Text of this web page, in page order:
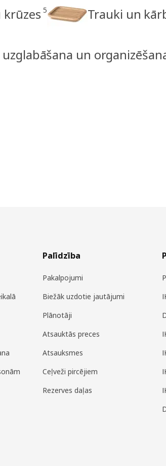
krūzes 5 Trauki un
uzglabāšana un
Palīdzība
Pakalpojumi
Biežāk uzdotie jautājumi
Plānotāji
Atsauktās preces
Atsauksmes
Ceļveži pircējiem
Rezerves daļas